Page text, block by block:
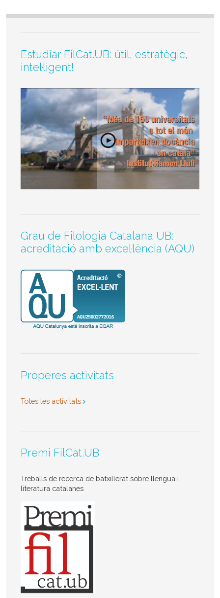
Estudiar FilCat.UB: útil, estratègic,
intel·ligent!
Grau de Filologia Catalana UB:
acreditació amb excel·lència (AQU)
Properes activitats
Totes les activitats
Premi FilCat.UB
Treballs de recerca de batxillerat sobre llengua i
literatura catalanes